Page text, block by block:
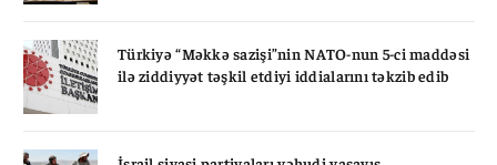
Türkiyə “Məkkə sazişi”nin NATO-nun 5-ci maddəsi
ilə ziddiyyət təşkil etdiyi iddialarını təkzib edib